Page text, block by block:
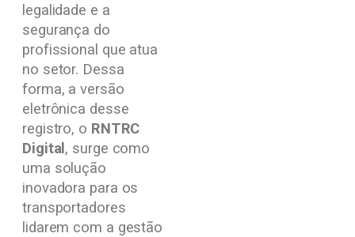
legalidade e a
segurança do
profissional que atua
no setor. Dessa
forma, a versão
eletrônica desse
registro, o RNTRC
Digital, surge como
uma solução
inovadora para os
transportadores
lidarem com a gestão